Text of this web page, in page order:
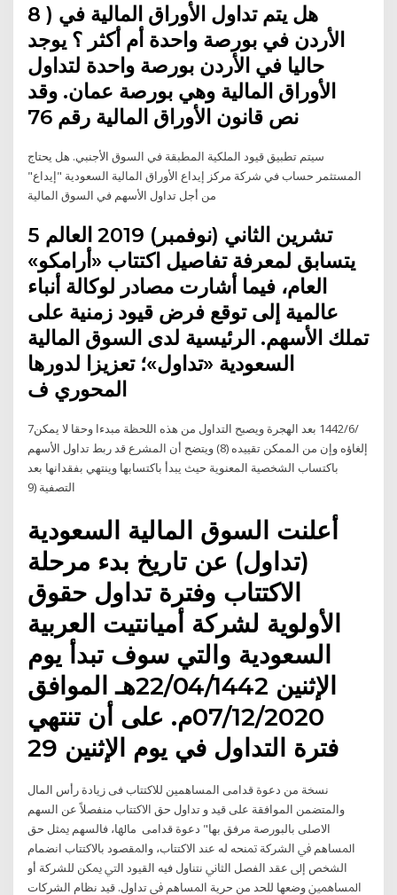
8 ) هل يتم تداول الأوراق المالية في
الأردن في بورصة واحدة أم أكثر ؟ يوجد
حاليا في الأردن بورصة واحدة لتداول
الأوراق المالية وهي بورصة عمان. وقد
سيتم تطبيق قيود الملكية المطبقة في السوق الأجنبي. هل يحتاج
المستثمر حساب في شركة مركز إيداع الأوراق المالية السعودية "إيداع"
5 تشرين الثاني (نوفمبر) 2019 العالم
يتسابق لمعرفة تفاصيل اكتتاب «أرامكو»
العام، فيما أشارت مصادر لوكالة أنباء
عالمية إلى توقع فرض قيود زمنية على
تملك الأسهم. الرئيسية لدى السوق المالية
السعودية «تداول»؛ تعزيزا لدورها
المحوري ف
7‏‏/6‏‏/1442 بعد الهجرة ويصبح التداول من هذه اللحظة مبدءا وحقا لا يمكن
إلغاؤه وإن من الممكن تقييده (8) ويتضح أن المشرع قد ربط تداول الأسهم
باكتساب الشخصية المعنوية حيث يبدأ باكتسابها وينتهي بفقدانها بعد
التصفية (9
أعلنت السوق المالية السعودية
(تداول) عن تاريخ بدء مرحلة
الاكتتاب وفترة تداول حقوق
الأولوية لشركة أميانتيت العربية
السعودية والتي سوف تبدأ يوم
الإثنين 22/04/1442هـ الموافق
07/12/2020م. على أن تنتهي
فترة التداول في يوم الإثنين 29
نسخة من دعوة قدامى المساهمين للاكتتاب فى زيادة رأس المال
والمتضمن الموافقة على قيد و تداول حق الاكتتاب منفصلاً عن السهم
الاصلى بالبورصة مرفق بها" دعوة قدامى ﻣﺎﳍﺎ، ﻓﺎﻟﺴﻬﻢ ﳝﺜﻞ ﺣﻖ
اﳌﺴﺎﻫﻢ ﰲ اﻟﺸﺮﻛﺔ ﲤﻨﺤﻪ ﻟﻪ ﻋﻨﺪ اﻻﻛﺘﺘﺎب، واﳌﻘﺼﻮد ﺑﺎﻻﻛﺘﺘﺎب اﻧﻀﻤﺎم
اﻟﺸﺨﺺ إﱃ ﻋﻘﺪ اﻟﻔﺼﻞ اﻟﺜﺎﱐ ﻧﺘﻨﺎول ﻓﻴﻪ اﻟﻘﻴﻮد اﻟﱵ ﳝﻜﻦ ﻟﻠﺸﺮﻛﺔ أو
اﳌﺴﺎﳘﲔ وﺿﻌﻬﺎ ﻟﻠﺤﺪ ﻣﻦ ﺣﺮﻳﺔ اﳌﺴﺎﻫﻢ ﰲ ﺗﺪاول. قيد نظام الشركات